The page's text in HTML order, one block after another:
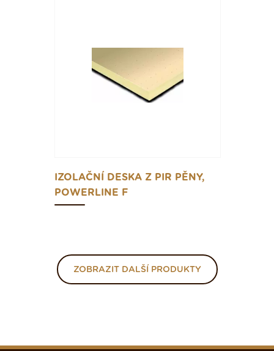
IZOLAČNÍ DESKA Z PIR PĚNY,
POWERLINE F
ZOBRAZIT DALŠÍ PRODUKTY